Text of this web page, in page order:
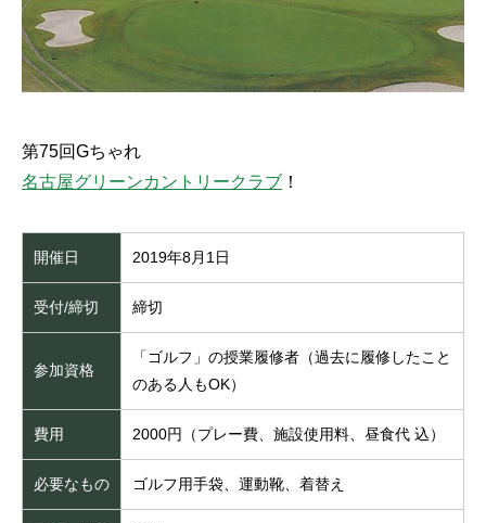
第75回Gちゃれ
名古屋グリーンカントリークラブ ！
開催日 2019年8月1日
受付/締切 締切
参加資格
「ゴルフ」の授業履修者（過去に履修したこと
のある人もOK）
費用 2000円（プレー費、施設使用料、昼食代 込）
必要なもの ゴルフ用手袋、運動靴、着替え